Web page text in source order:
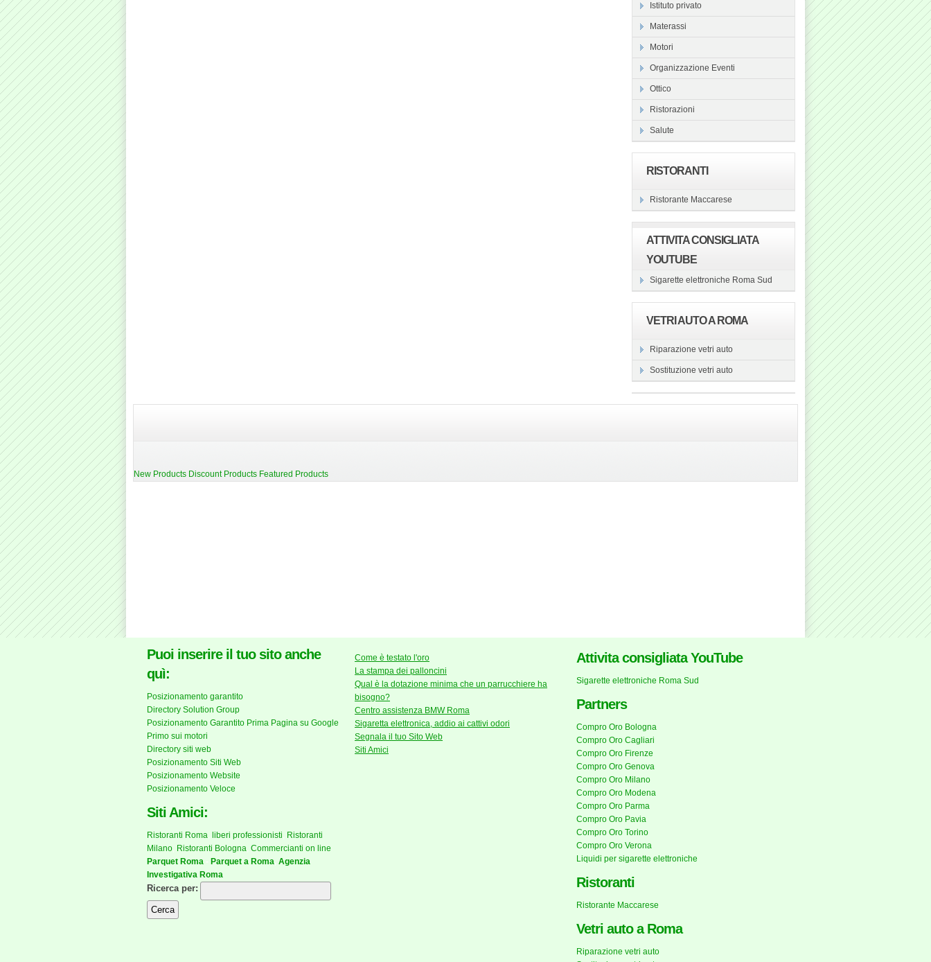
Istituto privato
Materassi
Motori
Organizzazione Eventi
Ottico
Ristorazioni
Salute
RISTORANTI
Ristorante Maccarese
ATTIVITA CONSIGLIATA
YOUTUBE
Sigarette elettroniche Roma Sud
VETRI AUTO A ROMA
Riparazione vetri auto
Sostituzione vetri auto
New Products Discount Products Featured Products
Puoi inserire il tuo sito anche
quì:
Posizionamento garantito
Directory Solution Group
Posizionamento Garantito Prima Pagina su Google
Primo sui motori
Directory siti web
Posizionamento Siti Web
Posizionamento Website
Posizionamento Veloce
Siti Amici:
Ristoranti Roma liberi professionisti
Ristoranti
Milano Ristoranti Bologna Commercianti on line
Parquet Roma - Parquet a Roma, Agenzia
Investigativa Roma
Ricerca per:
Come è testato l'oro
La stampa dei palloncini
Qual è la dotazione minima che un parrucchiere ha
bisogno?
Centro assistenza BMW Roma
Sigaretta elettronica, addio ai cattivi odori
Segnala il tuo Sito Web
Siti Amici
Attivita consigliata YouTube
Sigarette elettroniche Roma Sud
Partners
Compro Oro Bologna
Compro Oro Cagliari
Compro Oro Firenze
Compro Oro Genova
Compro Oro Milano
Compro Oro Modena
Compro Oro Parma
Compro Oro Pavia
Compro Oro Torino
Compro Oro Verona
Liquidi per sigarette elettroniche
Ristoranti
Ristorante Maccarese
Vetri auto a Roma
Riparazione vetri auto